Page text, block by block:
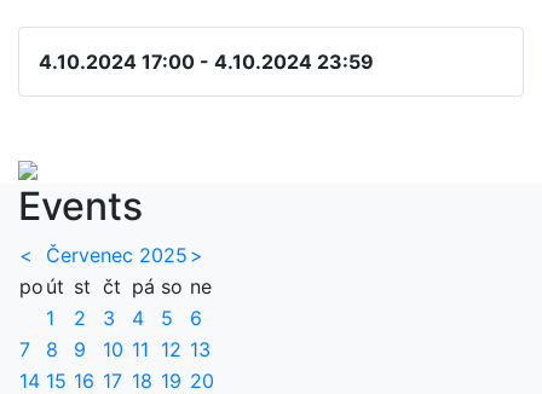
4.10.2024 17:00 - 4.10.2024 23:59
Events
< Červenec 2025 >
po út st čt pá so ne
1
2 3 4 5
6
7
8 9 10 11 12 13
14 15 16 17 18 19 20